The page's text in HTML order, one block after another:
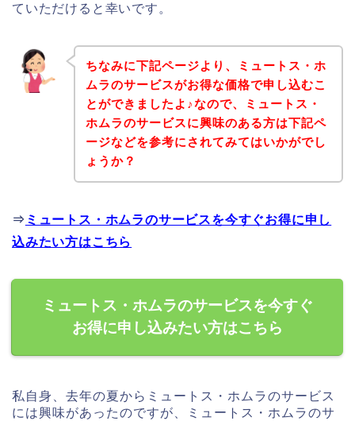
ていただけると幸いです。
ちなみに下記ページより、ミュートス・ホ
ムラのサービスがお得な価格で申し込むこ
とができましたよ♪なので、ミュートス・
ホムラのサービスに興味のある方は下記ペ
ージなどを参考にされてみてはいかがでし
ょうか？
⇒ ミュートス・ホムラのサービスを今すぐお得に申し
込みたい方はこちら
ミュートス・ホムラのサービスを今すぐ
お得に申し込みたい方はこちら
私自身、去年の夏からミュートス・ホムラのサービス
には興味があったのですが、ミュートス・ホムラのサ